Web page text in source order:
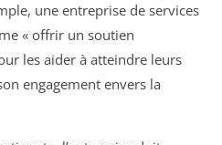
une entreprise de services
« offrir un soutien
les aider à atteindre leurs
engagement envers la